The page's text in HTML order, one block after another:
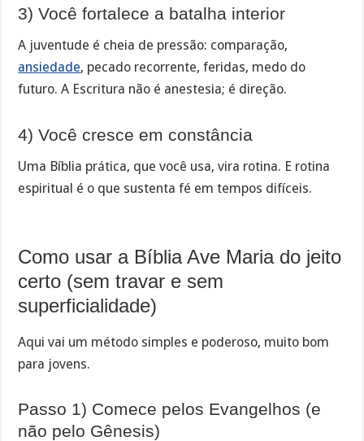
3) Você fortalece a batalha interior
A juventude é cheia de pressão: comparação,
ansiedade, pecado recorrente, feridas, medo do
futuro. A Escritura não é anestesia; é direção.
4) Você cresce em constância
Uma Bíblia prática, que você usa, vira rotina. E rotina
espiritual é o que sustenta fé em tempos difíceis.
Como usar a Bíblia Ave Maria do jeito
certo (sem travar e sem
superficialidade)
Aqui vai um método simples e poderoso, muito bom
para jovens.
Passo 1) Comece pelos Evangelhos (e
não pelo Gênesis)